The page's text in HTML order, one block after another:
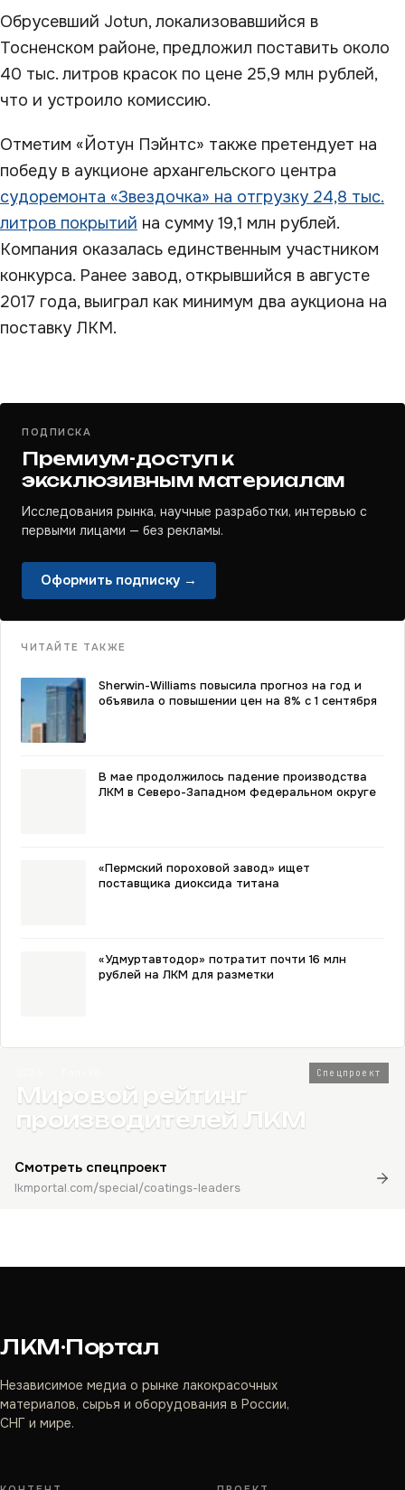
Обрусевший Jotun, локализовавшийся в
Тосненском районе, предложил поставить около
40 тыс. литров красок по цене 25,9 млн рублей,
что и устроило комиссию.
Отметим «Йотун Пэйнтс» также претендует на
победу в аукционе архангельского центра
судоремонта «Звездочка» на отгрузку 24,8 тыс.
литров покрытий на сумму 19,1 млн рублей.
Компания оказалась единственным участником
конкурса. Ранее завод, открывшийся в августе
2017 года, выиграл как минимум два аукциона на
поставку ЛКМ.
ПОДПИСКА
Премиум-доступ к
эксклюзивным материалам
Исследования рынка, научные разработки, интервью с
первыми лицами — без рекламы.
Оформить подписку →
ЧИТАЙТЕ ТАКЖЕ
Sherwin-Williams повысила прогноз на год и
объявила о повышении цен на 8% с 1 сентября
В мае продолжилось падение производства
ЛКМ в Северо-Западном федеральном округе
«Пермский пороховой завод» ищет
поставщика диоксида титана
«Удмуртавтодор» потратит почти 16 млн
рублей на ЛКМ для разметки
Спецпроект
Мировой рейтинг
производителей ЛКМ
Смотреть спецпроект
lkmportal.com/special/coatings-leaders
ЛКМ·Портал
Независимое медиа о рынке лакокрасочных
материалов, сырья и оборудования в России,
СНГ и мире.